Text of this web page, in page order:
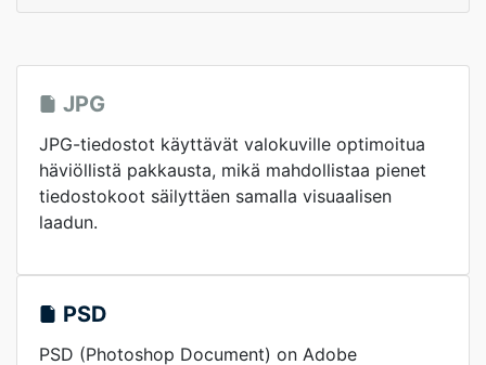
JPG
JPG-tiedostot käyttävät valokuville optimoitua
häviöllistä pakkausta, mikä mahdollistaa pienet
tiedostokoot säilyttäen samalla visuaalisen
laadun.
PSD
PSD (Photoshop Document) on Adobe